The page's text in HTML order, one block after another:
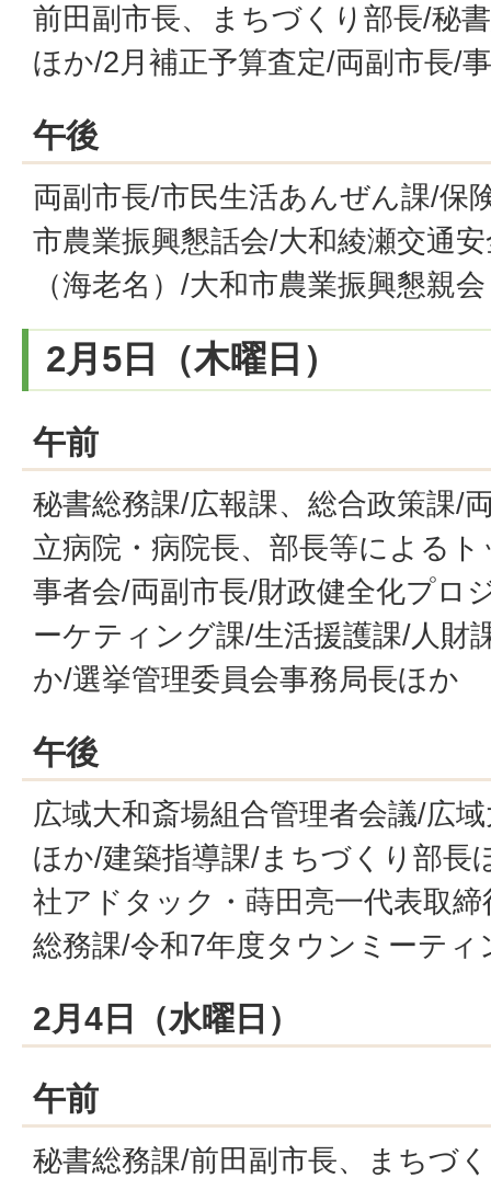
前田副市長、まちづくり部長/秘
ほか/2月補正予算査定/両副市長/
午後
両副市長/市民生活あんぜん課/保
市農業振興懇話会/大和綾瀬交通
（海老名）/大和市農業振興懇親会
2月5日（木曜日）
午前
秘書総務課/広報課、総合政策課/
立病院・病院長、部長等による
事者会/両副市長/財政健全化プロ
ーケティング課/生活援護課/人財
か/選挙管理委員会事務局長ほか
午後
広域大和斎場組合管理者会議/広
ほか/建築指導課/まちづくり部長
社アドタック・蒔田亮一代表取
総務課/令和7年度タウンミーティ
2月4日（水曜日）
午前
秘書総務課/前田副市長、まちづ